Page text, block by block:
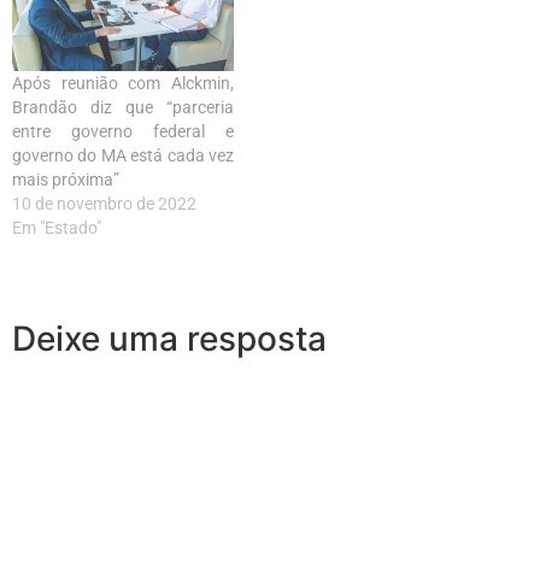
Após reunião com Alckmin,
Brandão diz que “parceria
entre governo federal e
governo do MA está cada vez
mais próxima”
10 de novembro de 2022
Em "Estado"
Deixe uma resposta